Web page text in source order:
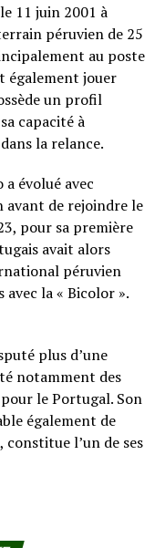
11 juin 2001 à
péruvien de 25
au poste
également jouer
un profil
capacité à
la relance.
évolué avec
avant de rejoindre le
pour sa première
avait alors
péruvien
la « Bicolor ».
plus d’une
notamment des
le Portugal. Son
également de
l’un de ses